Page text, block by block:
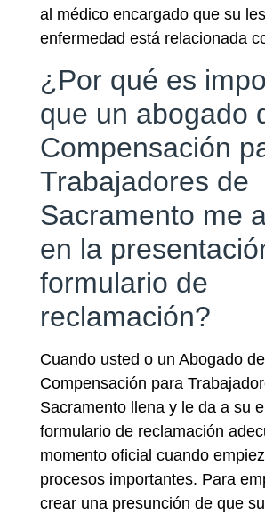
al médico encargado que su
enfermedad está relacionada
¿Por qué es
que un abogado
Compensación
Trabajadores de
Sacramento me
en la
formulario de
reclamación?
Cuando usted o un Abogado de
Compensación para
Sacramento llena y le da a su
formulario de reclamación
momento oficial cuando
procesos importantes. Para
crear una presunción de que